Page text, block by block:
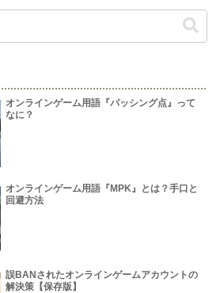
オンラインゲーム用語『パッシング点』って
なに？
オンラインゲーム用語『MPK』とは？手口と
回避方法
誤BANされたオンラインゲームアカウントの
解決策【保存版】